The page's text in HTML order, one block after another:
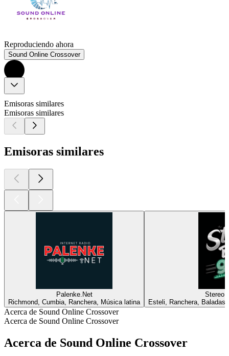
Reproduciendo ahora
Sound Online Crossover
Emisoras similares
Emisoras similares
Emisoras similares
Palenke.Net
Richmond, Cumbia, Ranchera, Música latina
Stereo
Esteli, Ranchera,
Acerca de Sound Online Crossover
Acerca de Sound Online Crossover
Acerca de Sound Online Crossover